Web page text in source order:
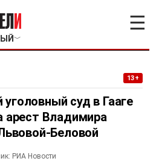
﹀
☰
13+
суд в Гааге
арест Владимира
Беловой
РИА Новости